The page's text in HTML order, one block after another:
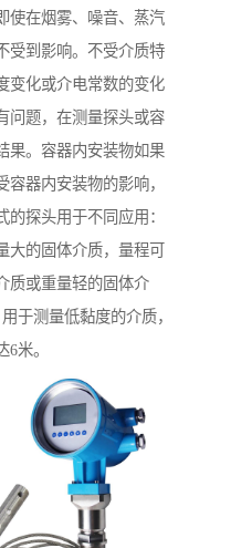
使在烟雾、噪音、蒸汽
受到影响。不受介质特
变化或介电常数的变化
问题，在测量探头或容
果。容器内安装物如果
器内安装物的影响，
探头用于不同应用：
大的固体介质，量程可
质或重量轻的固体介
于测量低黏度的介质，
米。